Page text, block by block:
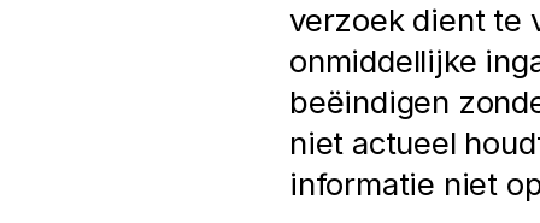
verzoek dient te
onmiddellijke
beëindigen
niet actueel
informatie niet